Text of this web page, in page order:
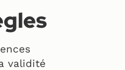
validité